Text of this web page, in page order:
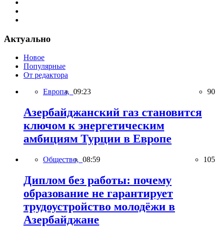
Актуально
Новое
Популярные
От редактора
Европа, 09:23 90
Азербайджанский газ становится
ключом к энергетическим
амбициям Турции в Европе
Общество, 08:59 105
Диплом без работы: почему
образование не гарантирует
трудоустройство молодёжи в
Азербайджане